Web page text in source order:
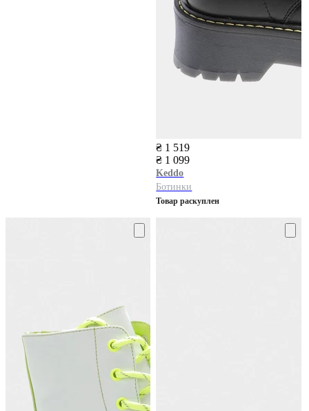
₴ 1 519
₴ 1 099
Keddo
Ботинки
Товар раскуплен